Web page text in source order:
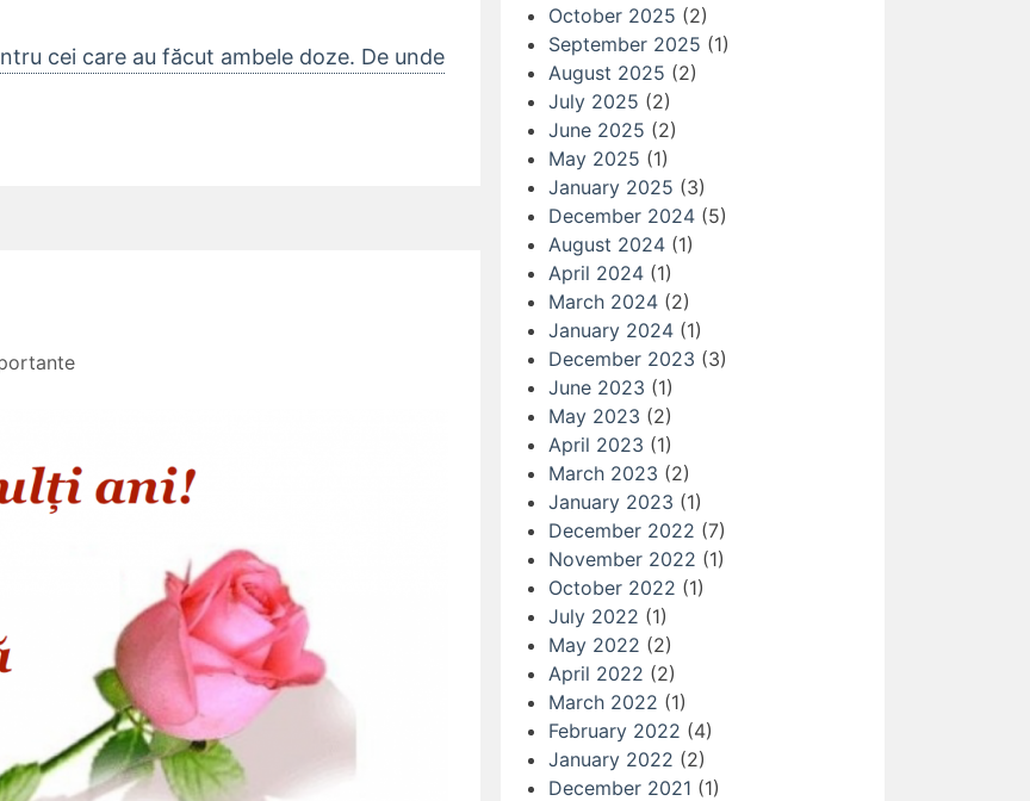
cei care au făcut ambele doze. De unde
October 2025 (2)
September 2025 (1)
August 2025 (2)
July 2025 (2)
June 2025 (2)
May 2025 (1)
January 2025 (3)
December 2024 (5)
August 2024 (1)
April 2024 (1)
March 2024 (2)
January 2024 (1)
December 2023 (3)
June 2023 (1)
May 2023 (2)
April 2023 (1)
March 2023 (2)
January 2023 (1)
December 2022 (7)
November 2022 (1)
October 2022 (1)
July 2022 (1)
May 2022 (2)
April 2022 (2)
March 2022 (1)
February 2022 (4)
January 2022 (2)
December 2021 (1)